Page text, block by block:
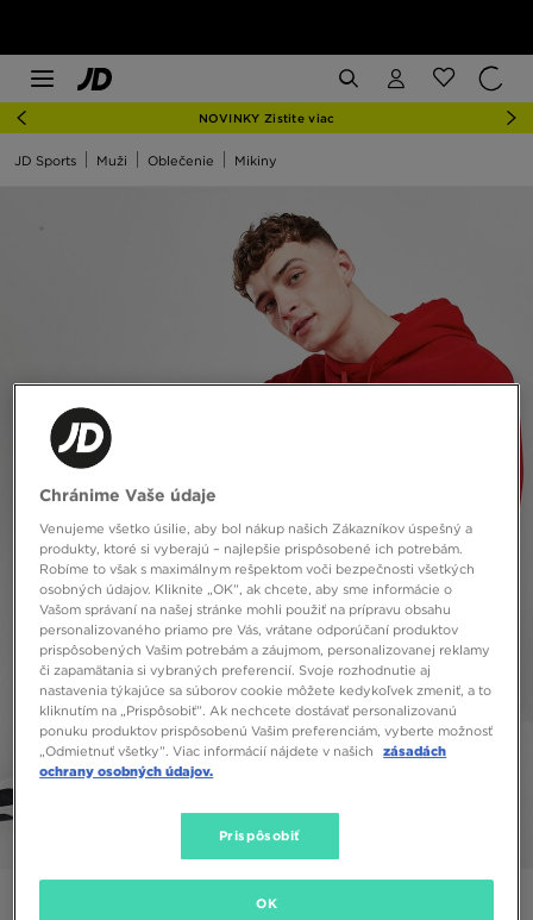
NOVINKY Zistite viac
JD Sports Muži Oblečenie Mikiny
Chránime Vaše údaje
Venujeme všetko úsilie, aby bol nákup našich Zákazníkov úspešný a
produkty, ktoré si vyberajú – najlepšie prispôsobené ich potrebám.
Robíme to však s maximálnym rešpektom voči bezpečnosti všetkých
osobných údajov. Kliknite „OK”, ak chcete, aby sme informácie o
Vašom správaní na našej stránke mohli použiť na prípravu obsahu
personalizovaného priamo pre Vás, vrátane odporúčaní produktov
prispôsobených Vašim potrebám a záujmom, personalizovanej reklamy
či zapamätania si vybraných preferencií. Svoje rozhodnutie aj
nastavenia týkajúce sa súborov cookie môžete kedykoľvek zmeniť, a to
kliknutím na „Prispôsobiť”. Ak nechcete dostávať personalizovanú
ponuku produktov prispôsobenú Vašim preferenciám, vyberte možnosť
„Odmietnuť všetky”. Viac informácií nájdete v našich
zásadách
ochrany osobných údajov.
Prispôsobiť
OK